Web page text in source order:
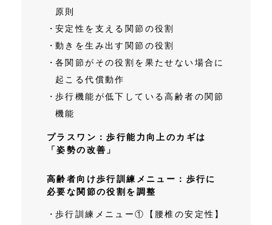
原則
安定性を支える関節の役割
動きを生み出す関節の役割
各関節がその役割を果たせない場合に
起こる代償動作
歩行機能が低下している高齢者の関節
機能
プラスワン：歩行能力向上のカギは
「姿勢の改善」
高齢者向け歩行訓練メニュー：歩行に
必要な関節の役割を調整
歩行訓練メニュー①【腰椎の安定性】